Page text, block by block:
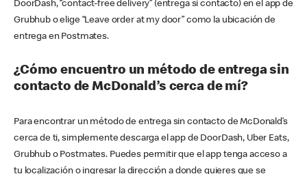
DoorDash, “contact-free delivery” (entrega si contacto) en el app de
Grubhub o elige “Leave order at my door” como la ubicación de
entrega en Postmates.
¿Cómo encuentro un método de entrega sin
contacto de McDonald’s cerca de mí?
Para encontrar un método de entrega sin contacto de McDonald’s
cerca de ti, simplemente descarga el app de DoorDash, Uber Eats,
Grubhub o Postmates. Puedes permitir que el app tenga acceso a
tu localización o ingresar la dirección a donde quieres que se